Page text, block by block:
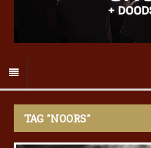
TAG "NOORS"